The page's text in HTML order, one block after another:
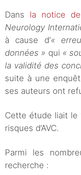
Dans la notice
Neurology
à cause d’«
données » qui «
la validité des
suite à une
ses auteurs ont
Cette étude liait le
risques d’AVC.
Parmi les
recherche :